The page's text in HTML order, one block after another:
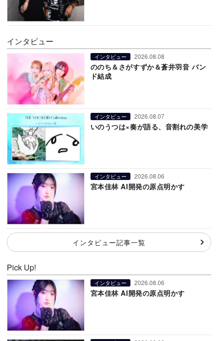
インタビュー
インタビュー 2026.08.08
ののち＆さがすずか＆蒼井羽音 バン
ド結成
インタビュー 2026.08.07
いのうつは×奏が語る、音割れの美学
インタビュー 2026.08.06
宮本佳林 AI開発の原点明かす
インタビュー記事一覧
Pick Up!
インタビュー 2026.08.06
宮本佳林 AI開発の原点明かす